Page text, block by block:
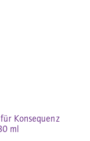
Konsequenz
ml